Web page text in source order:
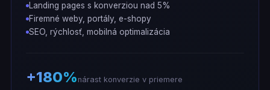
Landing pages s konverziou nad 5%
Firemné weby, portály, e-shopy
SEO, rýchlosť, mobilná optimalizácia
+180% nárast konverzie v priemere